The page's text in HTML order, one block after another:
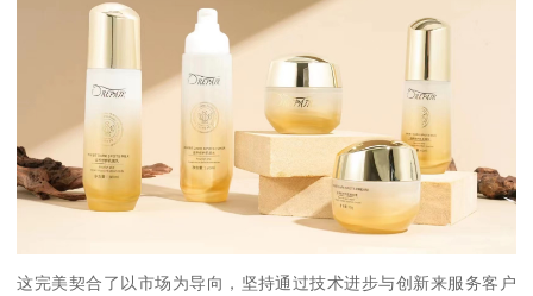
这完美契合了以市场为导向，坚持通过技术进步与创新来服务客户